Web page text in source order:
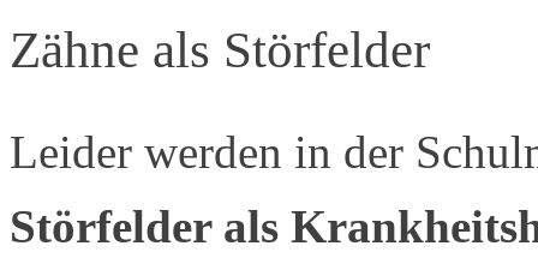
Zähne als Störfelder
Leider werden in der
Störfelder als